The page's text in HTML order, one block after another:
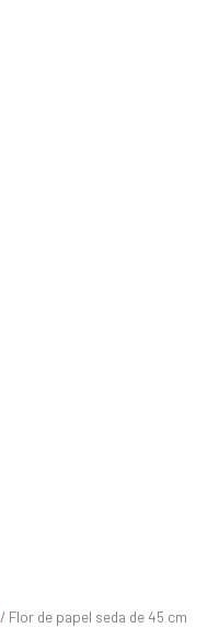
/ Flor de papel seda de 45 cm